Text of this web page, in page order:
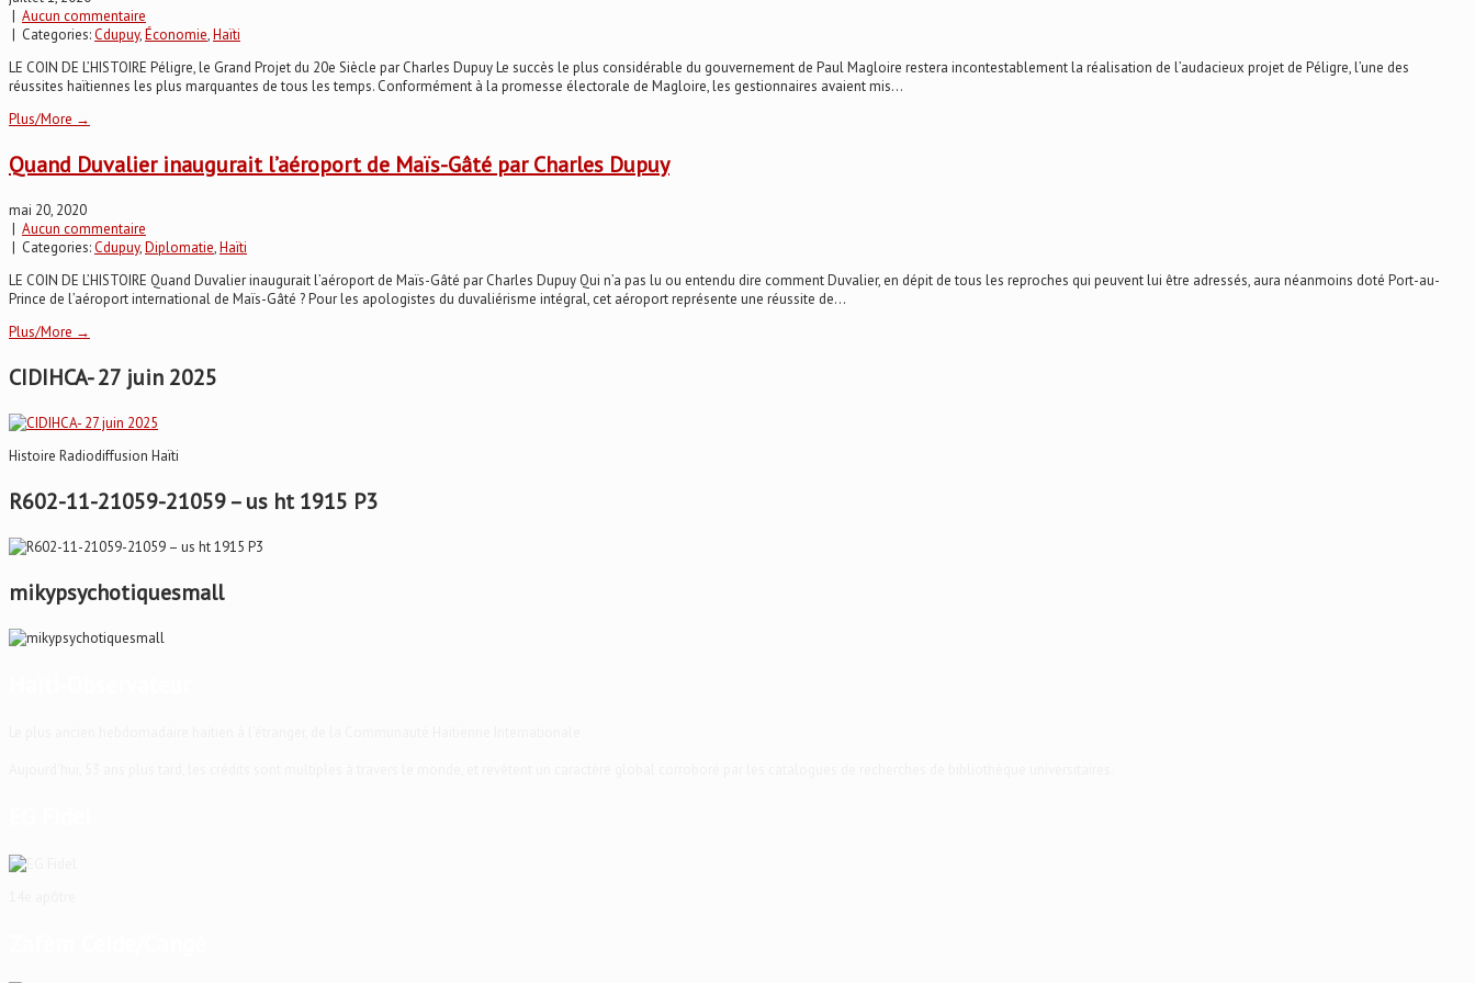
| Aucun commentaire
| Categories:Cdupuy,Économie,Haïti
LE COIN DE L’HISTOIRE Péligre, le Grand Projet du 20e Siècle par Charles Dupuy Le succès le plus considérable du gouvernement de Paul Magloire restera incontestablement la réalisation de l’audacieux projet de Péligre, l’une des
réussites haïtiennes les plus marquantes de tous les temps. Conformément à la promesse électorale de Magloire, les gestionnaires avaient mis...
Plus/More →
Quand Duvalier inaugurait l’aéroport de Maïs-Gâté par Charles Dupuy
mai 20, 2020
| Aucun commentaire
| Categories:Cdupuy,Diplomatie,Haïti
LE COIN DE L’HISTOIRE Quand Duvalier inaugurait l’aéroport de Maïs-Gâté par Charles Dupuy Qui n’a pas lu ou entendu dire comment Duvalier, en dépit de tous les reproches qui peuvent lui être adressés, aura néanmoins doté Port-au-
Prince de l’aéroport international de Maïs-Gâté ? Pour les apologistes du duvaliérisme intégral, cet aéroport représente une réussite de...
Plus/More →
CIDIHCA- 27 juin 2025
Histoire Radiodiffusion Haïti
R602-11-21059-21059 – us ht 1915 P3
mikypsychotiquesmall